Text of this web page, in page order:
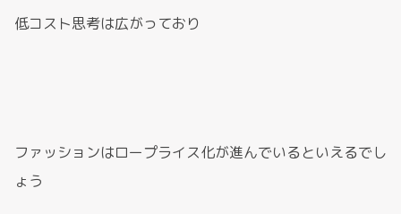
低コスト思考は広がっており
ファッションはロープライス化が進んでいるといえるでし
ょう